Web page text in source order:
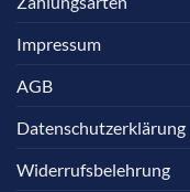
Impressum
AGB
Datenschutzerklärung
Widerrufsbelehrung